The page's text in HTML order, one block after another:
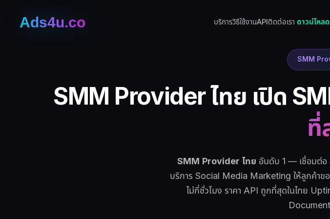
บริการวิธีใช้งานAPIติดต่อเรา ดาวน์โหล
SMM
SMM Providerไทย เปิด
ที่
SMM Provider ไทย อันดับ 1 — เชื่อมต่อ
บริการ Social Media Marketing ให้ลูกค้า
ไม่กี่ชั่วโมง ราคา API ถูกที่สุดในไทย